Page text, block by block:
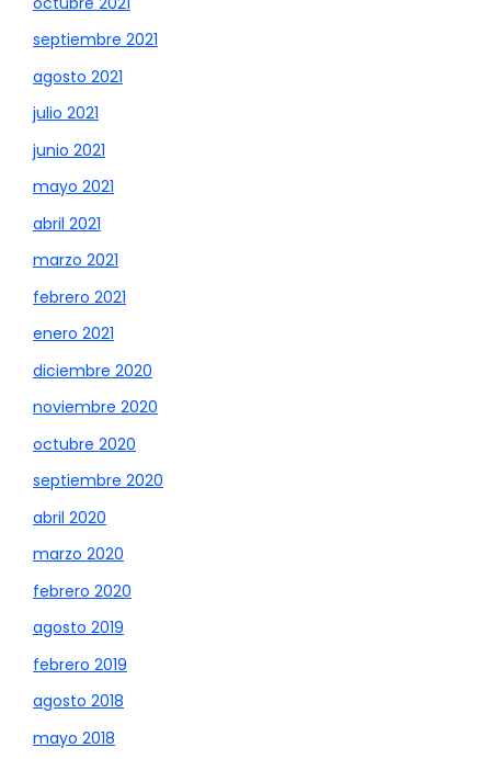
septiembre 2021
agosto 2021
julio 2021
junio 2021
mayo 2021
abril 2021
marzo 2021
febrero 2021
enero 2021
diciembre 2020
noviembre 2020
octubre 2020
septiembre 2020
abril 2020
marzo 2020
febrero 2020
agosto 2019
febrero 2019
agosto 2018
mayo 2018